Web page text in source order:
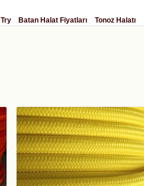
Try Batan Halat Fiyatları Tonoz Halatı